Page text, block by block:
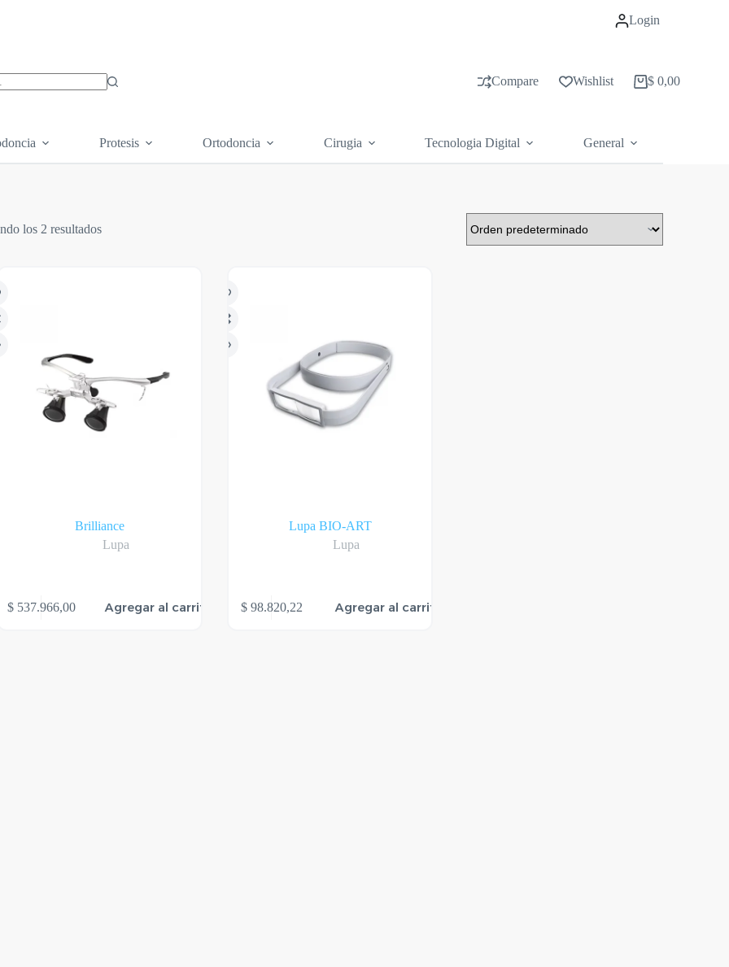
Login
Compare Wishlist
Carrito
$ 0,00
Protesis Ortodoncia Cirugia Tecnologia Digital General
los 2 resultados
Brilliance
Lupa
$537.966,00 Agregar al carrito
Lupa BIO-ART
Lupa
$98.820,22 Agregar al carrito